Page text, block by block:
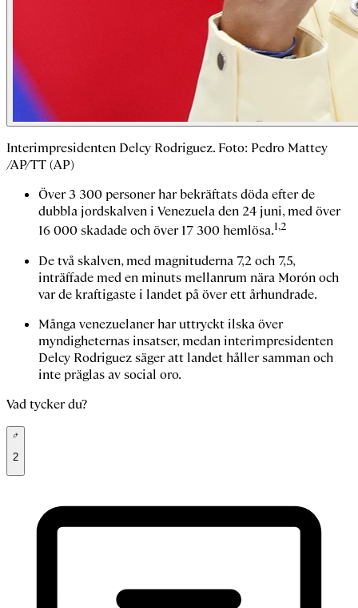
Interimpresidenten Delcy Rodriguez. Foto: Pedro Mattey
/AP/TT (AP)
Över 3 300 personer har bekräftats döda efter de
dubbla jordskalven i Venezuela den 24 juni, med över
16 000 skadade och över 17 300 hemlösa.1,2
De två skalven, med magnituderna 7,2 och 7,5,
inträffade med en minuts mellanrum nära Morón och
var de kraftigaste i landet på över ett århundrade.
Många venezuelaner har uttryckt ilska över
myndigheternas insatser, medan interimpresidenten
Delcy Rodriguez säger att landet håller samman och
inte präglas av social oro.
Vad tycker du?
2